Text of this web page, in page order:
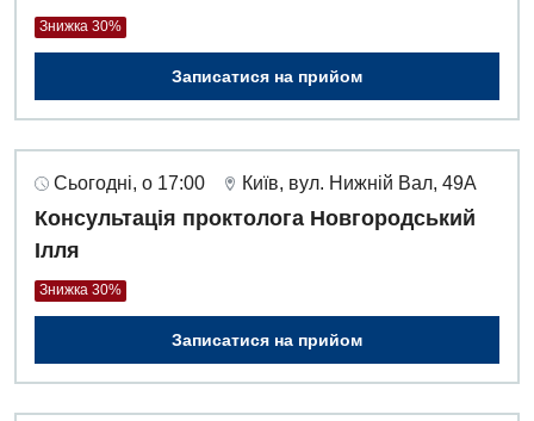
Для дітей
Дитяча алергологія
Дитяча гастроентерологія
Дитяча дерматовенерологія
Дитяча ендокринологія
Дитяча кардіоревматологія
Дитяча неврологія
Знижка 30%
Записатися на прийом
Сьогодні, о 17:00 Київ, вул. Нижній Вал, 49А
Консультація проктолога Новгородський
Ілля
Знижка 30%
Записатися на прийом